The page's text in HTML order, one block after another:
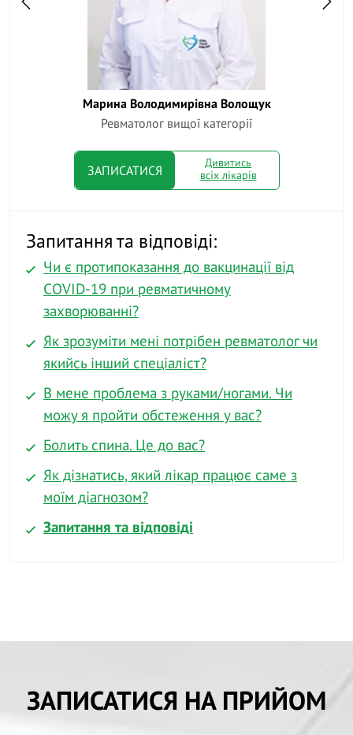
Марина Володимирівна Волощук
Ревматолог вищої категорії
ЗАПИСАТИСЯ
Дивитись
всіх лікарів
Запитання та відповіді:
Чи є протипоказання до вакцинації від
COVID-19 при ревматичному
захворюванні?
Як зрозуміти мені потрібен ревматолог чи
якийсь інший спеціаліст?
В мене проблема з руками/ногами. Чи
можу я пройти обстеження у вас?
Болить спина. Це до вас?
Як дізнатись, який лікар працює саме з
моїм діагнозом?
Запитання та відповіді
ЗАПИСАТИСЯ НА ПРИЙОМ